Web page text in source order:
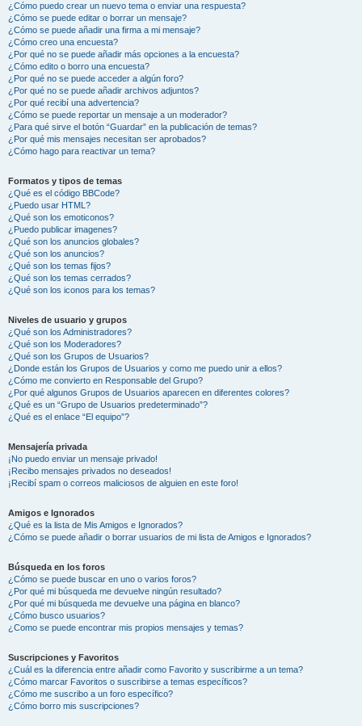
¿Cómo puedo crear un nuevo tema o enviar una respuesta?
¿Cómo se puede editar o borrar un mensaje?
¿Cómo se puede añadir una firma a mi mensaje?
¿Cómo creo una encuesta?
¿Por qué no se puede añadir más opciones a la encuesta?
¿Cómo edito o borro una encuesta?
¿Por qué no se puede acceder a algún foro?
¿Por qué no se puede añadir archivos adjuntos?
¿Por qué recibí una advertencia?
¿Cómo se puede reportar un mensaje a un moderador?
¿Para qué sirve el botón “Guardar” en la publicación de temas?
¿Por qué mis mensajes necesitan ser aprobados?
¿Cómo hago para reactivar un tema?
Formatos y tipos de temas
¿Qué es el código BBCode?
¿Puedo usar HTML?
¿Qué son los emoticonos?
¿Puedo publicar imagenes?
¿Qué son los anuncios globales?
¿Qué son los anuncios?
¿Qué son los temas fijos?
¿Qué son los temas cerrados?
¿Qué son los iconos para los temas?
Niveles de usuario y grupos
¿Qué son los Administradores?
¿Qué son los Moderadores?
¿Qué son los Grupos de Usuarios?
¿Donde están los Grupos de Usuarios y como me puedo unir a ellos?
¿Cómo me convierto en Responsable del Grupo?
¿Por qué algunos Grupos de Usuarios aparecen en diferentes colores?
¿Qué es un “Grupo de Usuarios predeterminado”?
¿Qué es el enlace “El equipo”?
Mensajería privada
¡No puedo enviar un mensaje privado!
¡Recibo mensajes privados no deseados!
¡Recibí spam o correos maliciosos de alguien en este foro!
Amigos e Ignorados
¿Qué es la lista de Mis Amigos e Ignorados?
¿Cómo se puede añadir o borrar usuarios de mi lista de Amigos e Ignorados?
Búsqueda en los foros
¿Cómo se puede buscar en uno o varios foros?
¿Por qué mi búsqueda me devuelve ningún resultado?
¿Por qué mi búsqueda me devuelve una página en blanco?
¿Cómo busco usuarios?
¿Como se puede encontrar mis propios mensajes y temas?
Suscripciones y Favoritos
¿Cuál es la diferencia entre añadir como Favorito y suscribirme a un tema?
¿Cómo marcar Favoritos o suscribirse a temas específicos?
¿Cómo me suscribo a un foro específico?
¿Cómo borro mis suscripciones?